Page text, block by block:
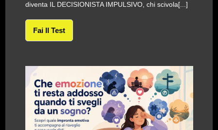
diventa IL DECISIONISTA IMPULSIVO, chi scivola[...]
Fai Il Test